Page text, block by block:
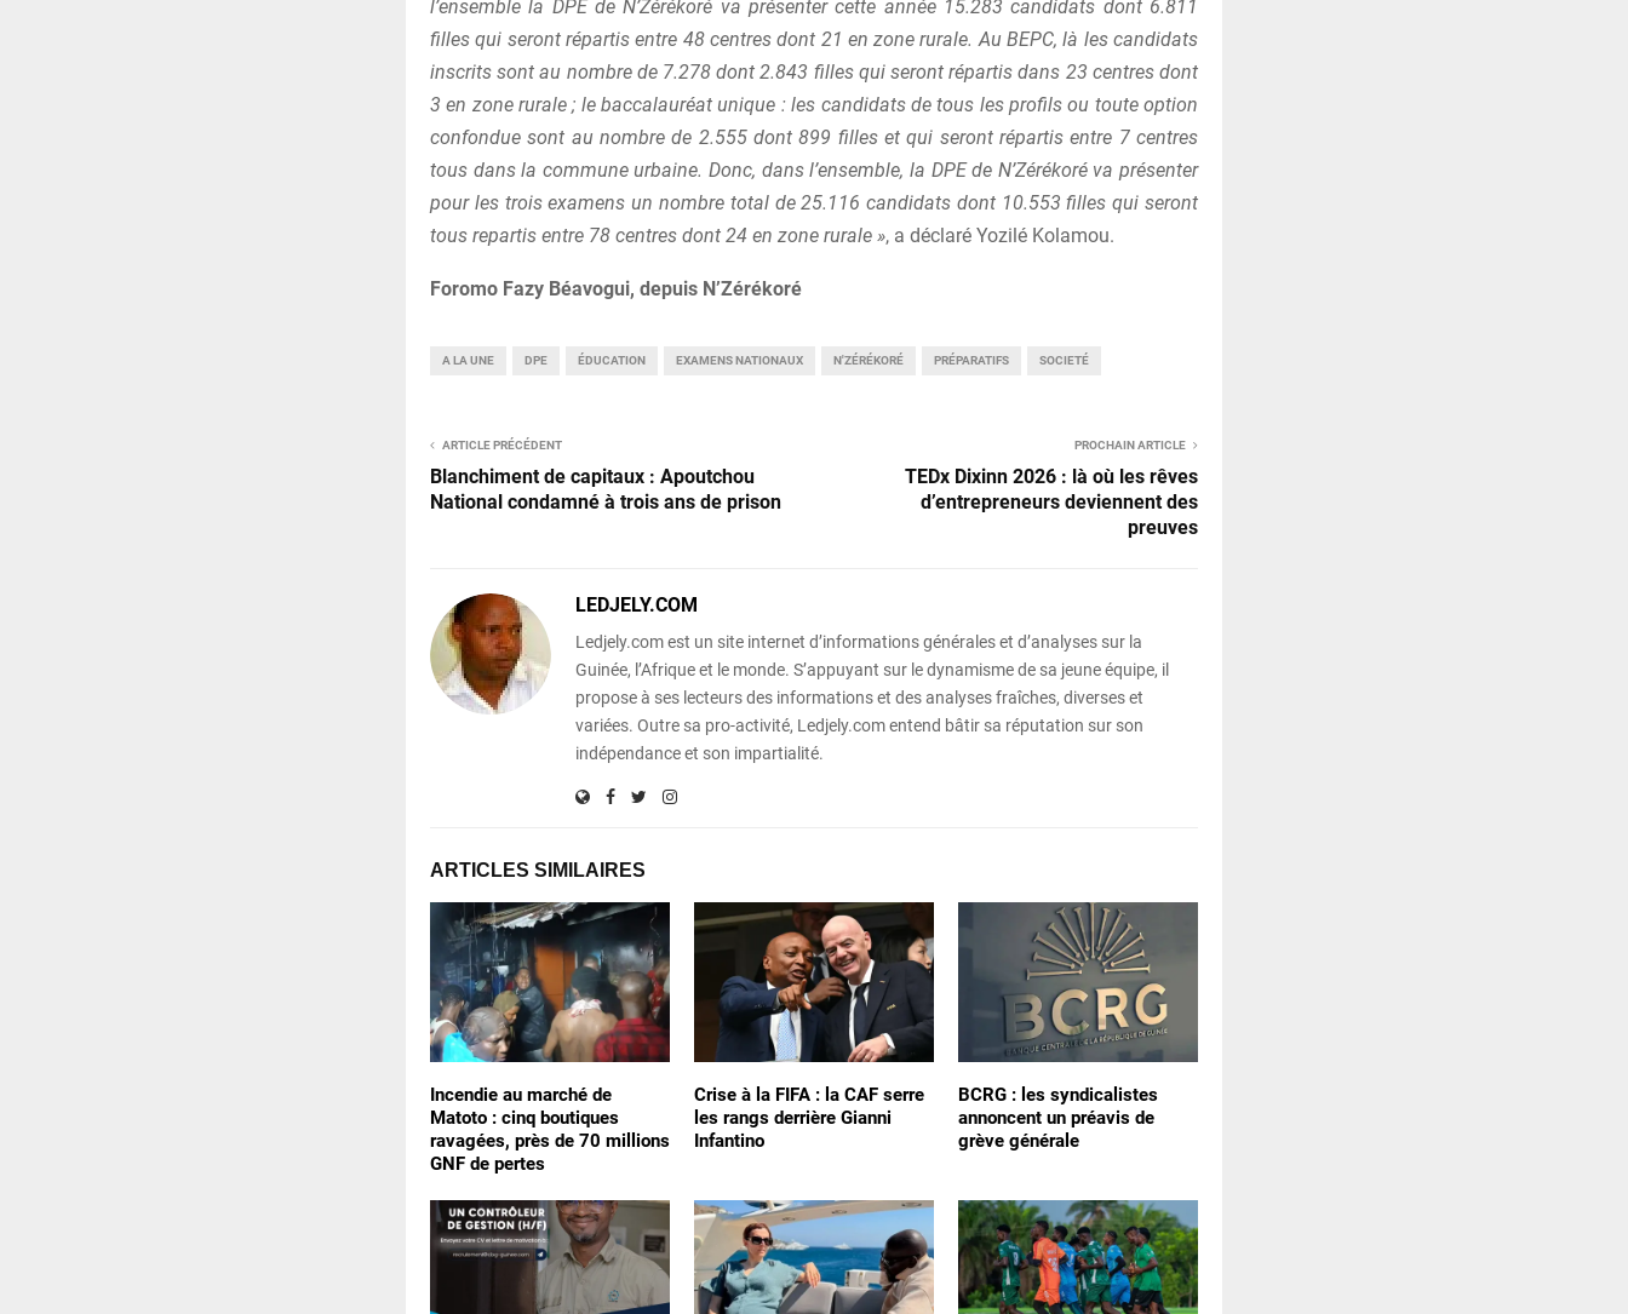
l’ensemble la DPE de N’Zérékoré va présenter cette année 15.283 candidats dont 6.811
filles qui seront répartis entre 48 centres dont 21 en zone rurale. Au BEPC, là les candidats
inscrits sont au nombre de 7.278 dont 2.843 filles qui seront répartis dans 23 centres dont
3 en zone rurale ; le baccalauréat unique : les candidats de tous les profils ou toute option
confondue sont au nombre de 2.555 dont 899 filles et qui seront répartis entre 7 centres
tous dans la commune urbaine. Donc, dans l’ensemble, la DPE de N’Zérékoré va présenter
pour les trois examens un nombre total de 25.116 candidats dont 10.553 filles qui seront
tous repartis entre 78 centres dont 24 en zone rurale », a déclaré Yozilé Kolamou.
Foromo Fazy Béavogui, depuis N’Zérékoré
A LA UNE DPE ÉDUCATION EXAMENS NATIONAUX N'ZÉRÉKORÉ PRÉPARATIFS SOCIETÉ
ARTICLE PRÉCÉDENT
Blanchiment de capitaux : Apoutchou
National condamné à trois ans de prison
PROCHAIN ARTICLE
TEDx Dixinn 2026 : là où les rêves
d’entrepreneurs deviennent des
preuves
LEDJELY.COM
Ledjely.com est un site internet d’informations générales et d’analyses sur la
Guinée, l’Afrique et le monde. S’appuyant sur le dynamisme de sa jeune équipe, il
propose à ses lecteurs des informations et des analyses fraîches, diverses et
variées. Outre sa pro-activité, Ledjely.com entend bâtir sa réputation sur son
indépendance et son impartialité.
ARTICLES SIMILAIRES
Incendie au marché de
Matoto : cinq boutiques
ravagées, près de 70 millions
GNF de pertes
Crise à la FIFA : la CAF serre
les rangs derrière Gianni
Infantino
BCRG : les syndicalistes
annoncent un préavis de
grève générale